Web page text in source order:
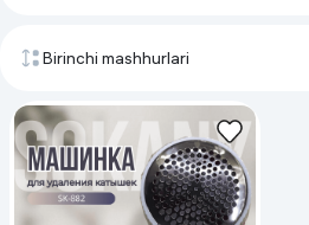
Birinchi mashhurlari